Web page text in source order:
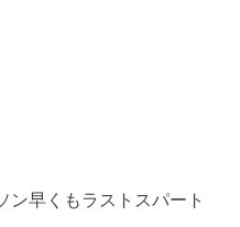
ン早くもラストスパート